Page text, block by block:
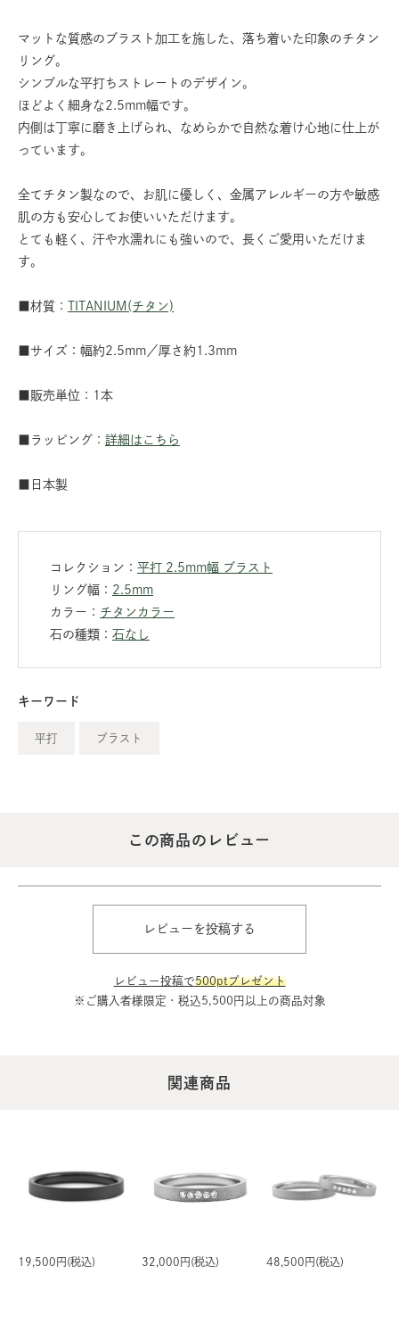
マットな質感のブラスト加工を施した、落ち着いた印象のチタン
リング。
シンプルな平打ちストレートのデザイン。
ほどよく細身な2.5mm幅です。
内側は丁寧に磨き上げられ、なめらかで自然な着け心地に仕上が
っています。
全てチタン製なので、お肌に優しく、金属アレルギーの方や敏感
肌の方も安心してお使いいただけます。
とても軽く、汗や水濡れにも強いので、長くご愛用いただけま
す。
■材質： TITANIUM(チタン)
■サイズ：幅約2.5mm／厚さ約1.3mm
■販売単位：1本
■ラッピング： 詳細はこちら
■日本製
コレクション： 平打 2.5mm幅 ブラスト
リング幅： 2.5mm
カラー： チタンカラー
石の種類： 石なし
キーワード
平打 ブラスト
この商品のレビュー
レビューを投稿する
レビュー投稿で500ptプレゼント
※ご購入者様限定・税込5,500円以上の商品対象
関連商品
19,500円(税込) 32,000円(税込) 48,500円(税込)